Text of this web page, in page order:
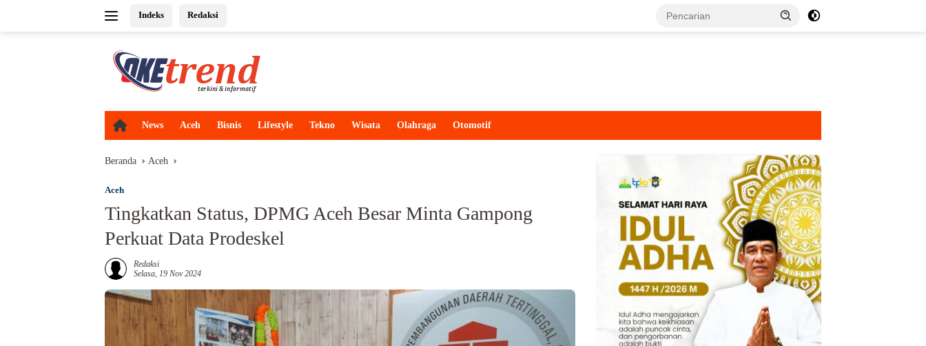
Indeks Redaksi
H
e
News Aceh Bisnis Lifestyle Tekno Wisata Olahraga Otomotif
Beranda Aceh
Aceh
Tingkatkan Status, DPMG Aceh Besar Minta Gampong
Perkuat Data Prodeskel
Redaksi
Selasa, 19 Nov 2024